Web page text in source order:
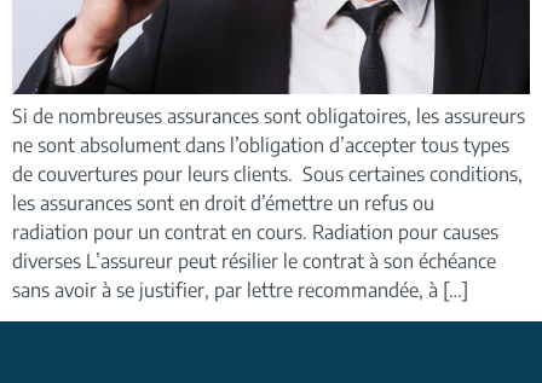
Si de nombreuses assurances sont obligatoires, les assureurs
ne sont absolument dans l’obligation d’accepter tous types
de couvertures pour leurs clients. Sous certaines conditions,
les assurances sont en droit d’émettre un refus ou
radiation pour un contrat en cours. Radiation pour causes
diverses L’assureur peut résilier le contrat à son échéance
sans avoir à se justifier, par lettre recommandée, à […]